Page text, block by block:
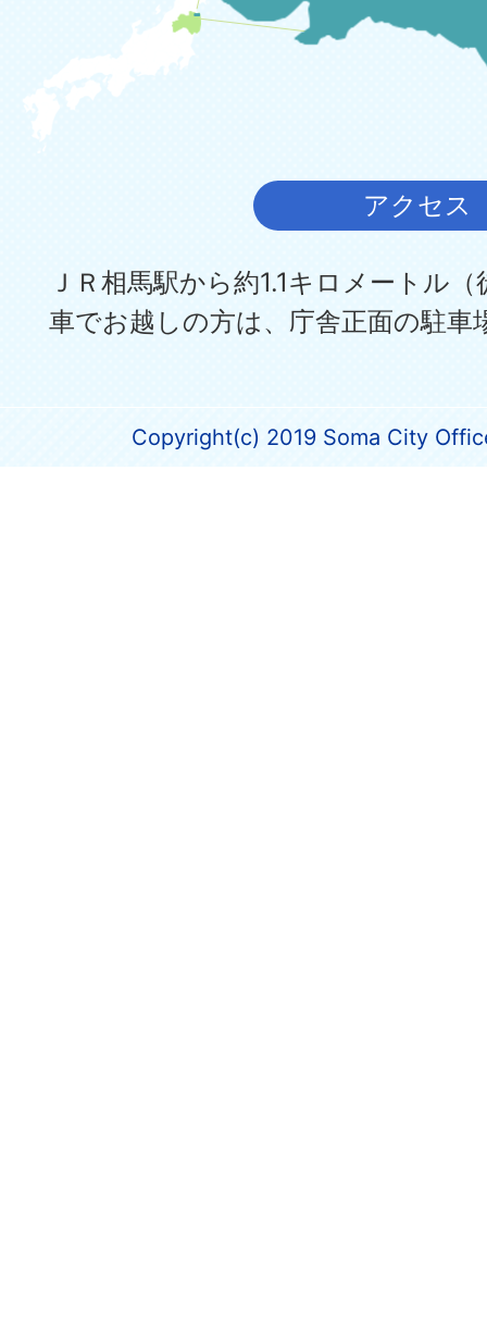
アクセス
ＪＲ相馬駅から約1.1キロメートル
車でお越しの方は、庁舎正面の駐車
Copyright(c) 2019 Soma City